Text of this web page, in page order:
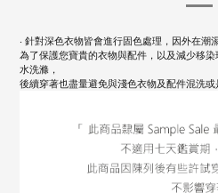
‧ 針對深色衣物皆會進行固色處理，因外在潮
為了保護您寶貴的衣物與配件，以及減少移
水洗滌，
後續穿著也盡量避免與淺色衣物及配件混洗或